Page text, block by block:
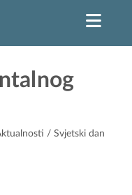
/ Svjetski dan